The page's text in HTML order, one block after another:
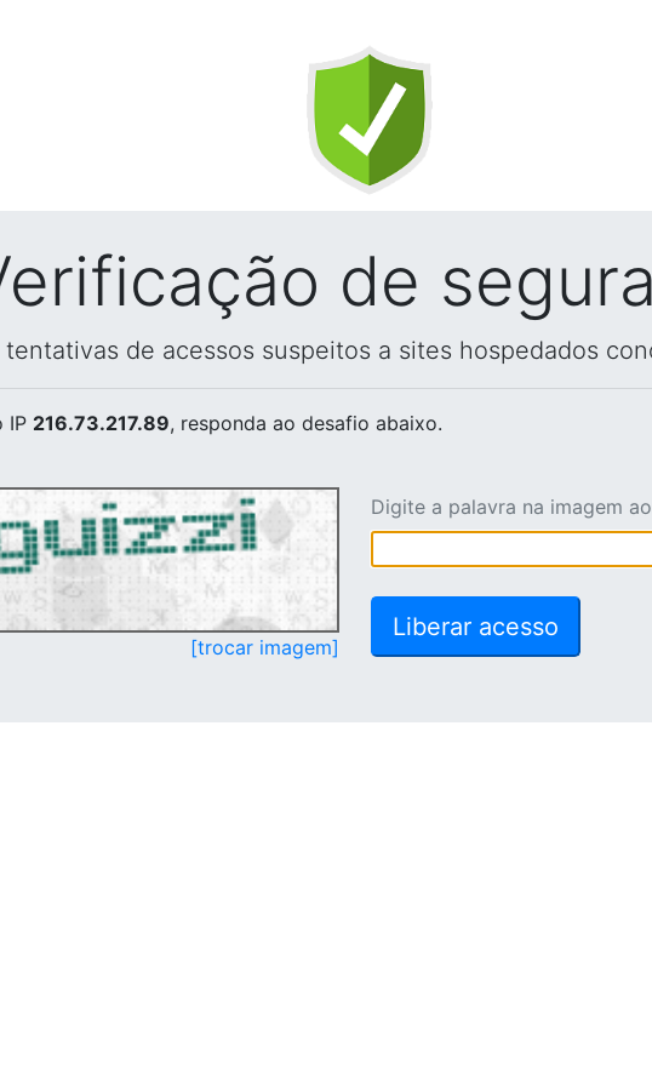
de
de acessos suspeitos a sites hospedados
IP 216.73.217.89, responda ao desafio abaixo.
[trocar imagem]
Digite a palavra na imagem